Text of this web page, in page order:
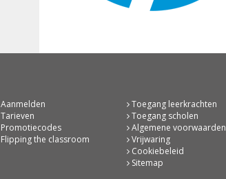
Aanmelden
Tarieven
Promotiecodes
Flipping the classroom
Toegang leerkrachten
Toegang scholen
Algemene voorwaarden
Vrijwaring
Cookiebeleid
Sitemap